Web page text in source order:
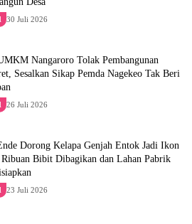
30 Juli 2026
Nangaroro Tolak Pembangunan
Sesalkan Sikap Pemda Nagekeo Tak Beri
26 Juli 2026
Dorong Kelapa Genjah Entok Jadi Ikon
Ribuan Bibit Dibagikan dan Lahan Pabrik
23 Juli 2026